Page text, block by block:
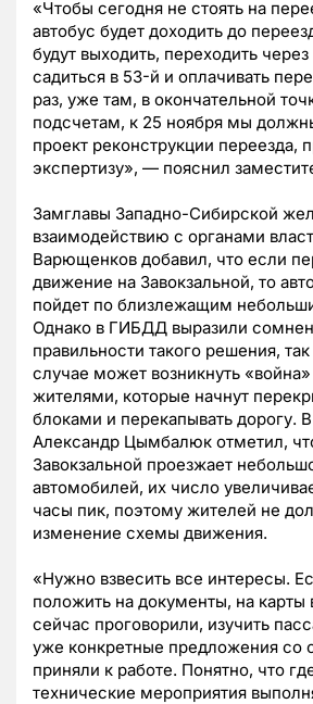
«Чтобы сегодня не стоять на
автобус будет доходить до
будут выходить, переходить
садиться в 53-й и оплачивать
раз, уже там, в окончательной
подсчетам, к 25 ноября мы
проект реконструкции переезда,
экспертизу», — пояснил
Замглавы Западно-Сибирской
взаимодействию с органами
Варющенков добавил, что если
движение на Завокзальной, то
пойдет по близлежащим
Однако в ГИБДД выразили
правильности такого решения,
случае может возникнуть
жителями, которые начнут
блоками и перекапывать дорогу.
Александр Цымбалюк отметил,
Завокзальной проезжает
автомобилей, их число
часы пик, поэтому жителей не
изменение схемы движения.
«Нужно взвесить все интересы.
положить на документы, на карты
сейчас проговорили, изучить
уже конкретные предложения со
приняли к работе. Понятно, что
технические мероприятия